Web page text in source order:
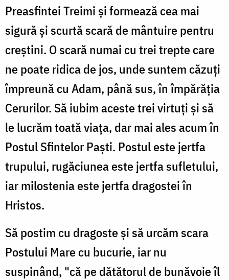
Preasfintei Treimi și formează cea mai
sigură și scurtă scară de mântuire pentru
creștini. O scară numai cu trei trepte care
ne poate ridica de jos, unde suntem căzuți
împreună cu Adam, până sus, în împărăția
Cerurilor. Să iubim aceste trei virtuți și să
le lucrăm toată viața, dar mai ales acum în
Postul Sfintelor Paști. Postul este jertfa
trupului, rugăciunea este jertfa sufletului,
iar milostenia este jertfa dragostei în
Hristos.
Să postim cu dragoste și să urcăm scara
Postului Mare cu bucurie, iar nu
suspinând, "că pe dătătorul de bunăvoie îl